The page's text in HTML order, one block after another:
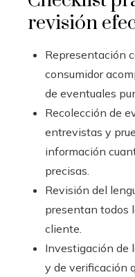
revisión
Representación
consumidor
de eventuales
Recolección de
entrevistas y
información
precisas.
Revisión del
presentan todos
cliente.
Investigación de
y de verificación